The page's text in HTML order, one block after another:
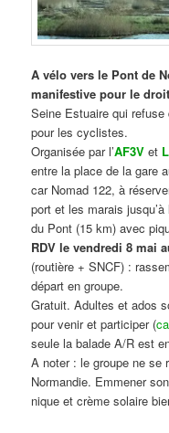
A vélo vers le Pont de
manifestive pour le
Seine Estuaire qui refuse
pour les cyclistes.
Organisée par l’AF3V et
entre la place de la gare
car Nomad 122, à
port et les marais
du Pont (15 km) avec
RDV le vendredi 8 mai
(routière + SNCF) :
départ en groupe.
Gratuit. Adultes et ados
pour venir et participer (
seule la balade A/R est
A noter : le groupe ne se
Normandie. Emmener
nique et crème solaire